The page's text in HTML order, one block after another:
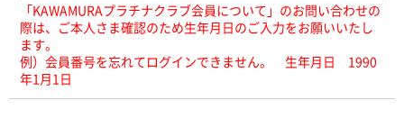
「KAWAMURAプラチナクラブ会員について」のお問い合わせの
際は、ご本人さま確認のため生年月日のご入力をお願いいたし
ます。
例）会員番号を忘れてログインできません。 生年月日 1990
年1月1日